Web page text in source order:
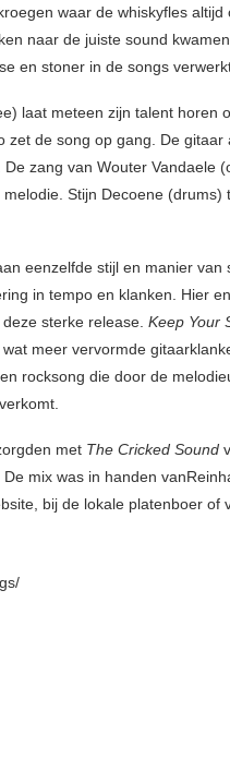
waar de whiskyfles
naar de juiste sound
en stoner in de songs
laat meteen zijn talent horen
zet de song op gang. De
zang van Wouter Vandaele
Stijn Decoene (drums)
eenzelfde stijl en manier van
in tempo en klanken. Hier
sterke release. Keep Your
meer vervormde
rocksong die door de
met The Cricked Sound
mix was in handen
bij de lokale platenboer of